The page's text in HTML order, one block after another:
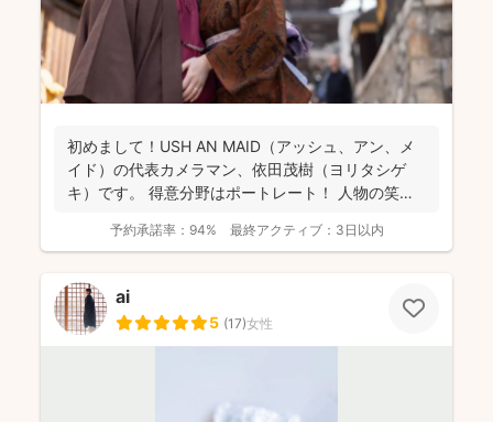
初めまして！USH AN MAID（アッシュ、アン、メ
イド）の代表カメラマン、依田茂樹（ヨリタシゲ
キ）です。 得意分野はポートレート！ 人物の笑顔
予約承諾率： 94% 最終アクティブ： 3日以内
ai
5 (17)女性